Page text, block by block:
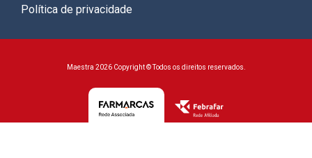
Política de privacidade
Maestra 2026 Copyright © Todos os direitos reservados.